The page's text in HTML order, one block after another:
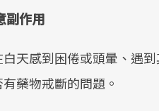
副作用
天感到困倦或頭暈、遇
藥物戒斷的問題。